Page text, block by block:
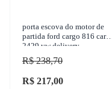
porta escova do motor de
partida ford cargo 816 cargo
2429 vw delivery
constellation 24-250 1950-2
R$ 238,70
R$ 217,00